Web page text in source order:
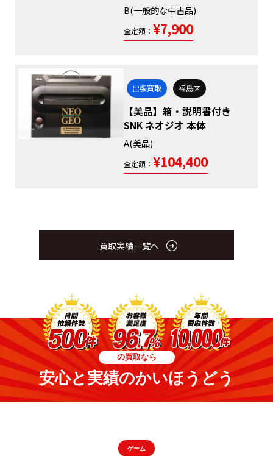
B(一般的な中古品)
査定額： ¥7,900
出張買取 福島区
【美品】箱・説明書付き
SNK ネオジオ 本体
A(美品)
査定額： ¥104,400
買取実績一覧へ
の買取なら
安心と実績のかいほうどう
ゲーム